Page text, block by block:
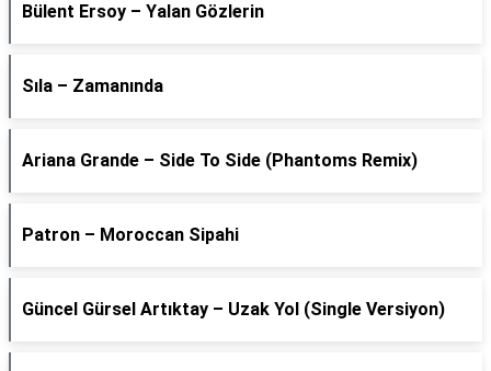
Bülent Ersoy – Yalan Gözlerin
Sıla – Zamanında
Ariana Grande – Side To Side (Phantoms Remix)
Patron – Moroccan Sipahi
Güncel Gürsel Artıktay – Uzak Yol (Single Versiyon)